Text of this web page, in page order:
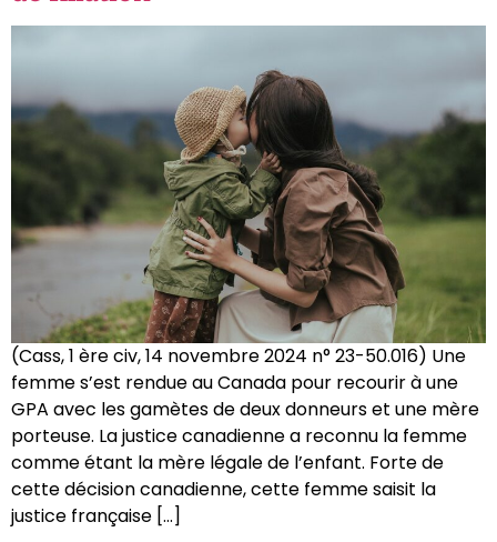
(Cass, 1 ère civ, 14 novembre 2024 n° 23-50.016) Une
femme s’est rendue au Canada pour recourir à une
GPA avec les gamètes de deux donneurs et une mère
porteuse. La justice canadienne a reconnu la femme
comme étant la mère légale de l’enfant. Forte de
cette décision canadienne, cette femme saisit la
justice française […]